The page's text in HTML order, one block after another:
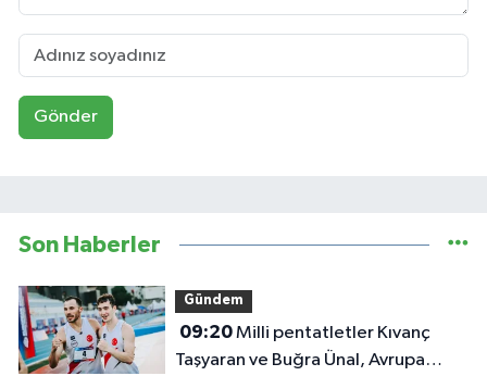
Gönder
Son Haberler
Gündem
09:20Milli pentatletler Kıvanç
Taşyaran ve Buğra Ünal, Avrupa